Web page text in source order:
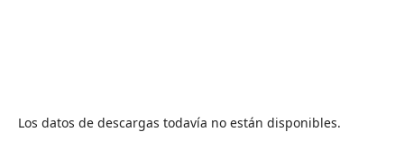
Los datos de descargas todavía no están disponibles.